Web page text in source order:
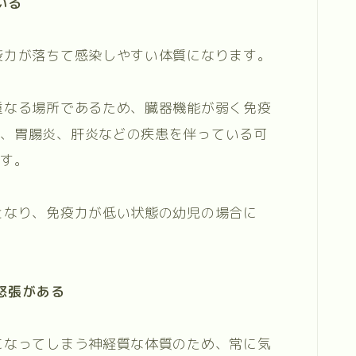
が落ちて感染しやすい体質になります。
る場所であるため、臓器機能が弱く免疫
胃腸炎、肝炎などの疾患を伴っている可
。
り、免疫力が低い状態の幼児の場合に
張がある
ってしまう神経質な体質のため、常に気